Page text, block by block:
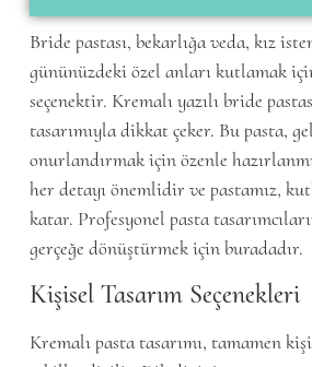
Bride pastası, bekarlığa veda, kız
gününüzdeki özel anları kutlamak
seçenektir. Kremalı yazılı bride
tasarımıyla dikkat çeker. Bu pasta,
onurlandırmak için özenle
her detayı önemlidir ve pastamız,
katar. Profesyonel pasta
gerçeğe dönüştürmek için buradadır.
Kişisel Tasarım Seçenekleri
Kremalı pasta tasarımı, tamamen